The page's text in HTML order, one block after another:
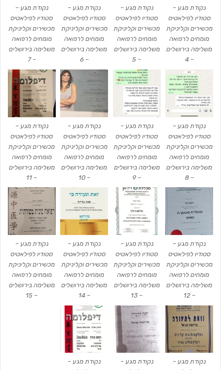
נקודת מגע –
סטודיו לפילאטיס
מכשירים וקליניקת
מומחים לרפואה
משלימה בירושלים
– 4
נקודת מגע –
סטודיו לפילאטיס
מכשירים וקליניקת
מומחים לרפואה
משלימה בירושלים
– 5
נקודת מגע –
סטודיו לפילאטיס
מכשירים וקליניקת
מומחים לרפואה
משלימה בירושלים
– 6
נקודת מגע –
סטודיו לפילאטיס
מכשירים וקליניקת
מומחים לרפואה
משלימה בירושלים
– 7
נקודת מגע –
סטודיו לפילאטיס
מכשירים וקליניקת
מומחים לרפואה
משלימה בירושלים
– 8
נקודת מגע –
סטודיו לפילאטיס
מכשירים וקליניקת
מומחים לרפואה
משלימה בירושלים
– 9
נקודת מגע –
סטודיו לפילאטיס
מכשירים וקליניקת
מומחים לרפואה
משלימה בירושלים
– 10
נקודת מגע –
סטודיו לפילאטיס
מכשירים וקליניקת
מומחים לרפואה
משלימה בירושלים
– 11
נקודת מגע –
סטודיו לפילאטיס
מכשירים וקליניקת
מומחים לרפואה
משלימה בירושלים
– 12
נקודת מגע –
סטודיו לפילאטיס
מכשירים וקליניקת
מומחים לרפואה
משלימה בירושלים
– 13
נקודת מגע –
סטודיו לפילאטיס
מכשירים וקליניקת
מומחים לרפואה
משלימה בירושלים
– 14
נקודת מגע –
סטודיו לפילאטיס
מכשירים וקליניקת
מומחים לרפואה
משלימה בירושלים
– 15
נקודת מגע –
נקודת מגע –
נקודת מגע –